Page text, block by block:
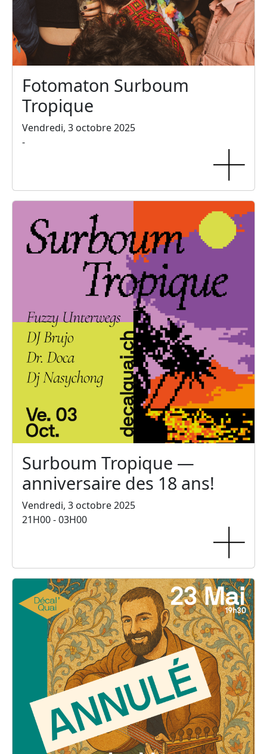
Fotomaton Surboum
Tropique
Vendredi, 3 octobre 2025
-
Surboum Tropique —
anniversaire des 18 ans!
Vendredi, 3 octobre 2025
21H00 - 03H00